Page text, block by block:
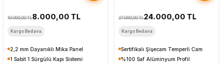
10.000,00 TL8.000,00 TL
Kargo Bedava
2,2 mm Dayanıklı Mika Panel
1 Sabit 1 Sürgülü Kapı Sistemi
27.000,00 TL24.000,00 TL
Kargo Bedava
Sertifikalı Şişecam Temperli Cam
%100 Saf Alüminyum Profil